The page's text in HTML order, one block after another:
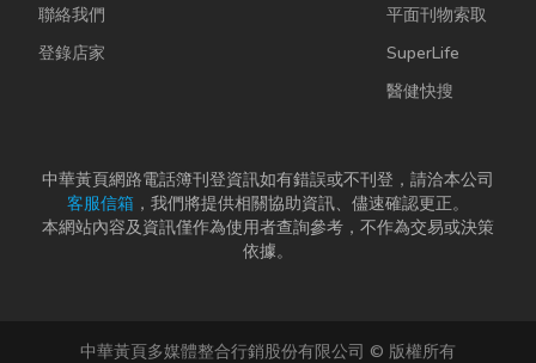
聯絡我們
登錄店家
平面刊物索取
SuperLife
醫健快搜
中華黃頁網路電話簿刊登資訊如有錯誤或不刊登，請洽本公司
客服信箱 ，我們將提供相關協助資訊、儘速確認更正。
本網站內容及資訊僅作為使用者查詢參考，不作為交易或決策
依據。
中華黃頁多媒體整合行銷股份有限公司 © 版權所有